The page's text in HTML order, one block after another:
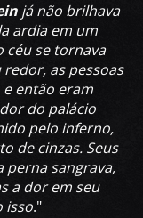
já não brilhava
ardia em um
céu se tornava
as pessoas
e então eram
do palácio
pelo inferno,
de cinzas. Seus
sangrava,
a dor em seu
isso."